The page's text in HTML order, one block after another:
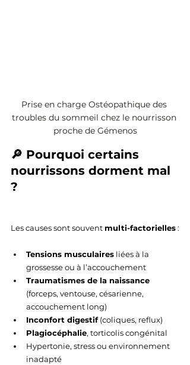
Prise en charge Ostéopathique des
troubles du sommeil chez le nourrisson
proche de Gémenos
🔎 Pourquoi certains
nourrissons dorment mal
?
Les causes sont souvent multi-factorielles :
Tensions musculaires liées à la
grossesse ou à l’accouchement
Traumatismes de la naissance
(forceps, ventouse, césarienne,
accouchement long)
Inconfort digestif (coliques, reflux)
Plagiocéphalie, torticolis congénital
Hypertonie, stress ou environnement
inadapté